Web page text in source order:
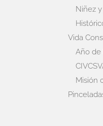
Niñez
Vida
Año de
Misión